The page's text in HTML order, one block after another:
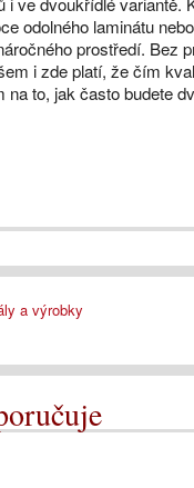
odolného laminátu
prostředí. Bez
i zde platí, že čím
to, jak často budete
a výrobky